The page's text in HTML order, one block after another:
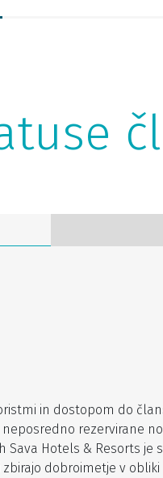
in dostopom do
rezervirane
Hotels & Resorts je
dobroimetje v obliki